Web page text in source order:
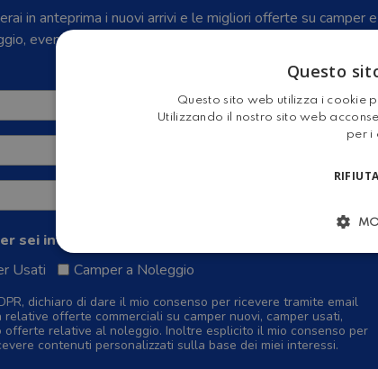
in anteprima i nuovi arrivi e le migliori offerte su camper e
eventi, video recensioni, iniziative e articoli sul mondo del
sei interessato?
Usati Camper a Noleggio
dichiaro di dare il mio consenso per ricevere tramite email
relative offerte commerciali su camper nuovi, camper usati,
offerte relative al noleggio. Inoltre esplicito il mio consenso per
contenuti personalizzati sulla base dei miei interessi.
Questo
Questo sito web utilizza i cookie
Utilizzando il nostro sito web
per i